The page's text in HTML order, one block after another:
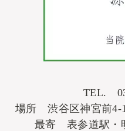
TEL.
場所 渋谷区神宮前4-
最寄 表参道駅・